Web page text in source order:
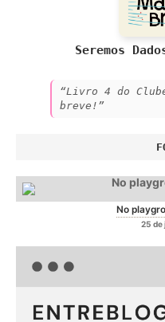
Seremos
“Livro 4 do
breve!”
No
25 de